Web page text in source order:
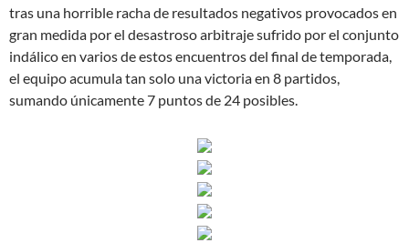
tras una horrible racha de resultados negativos provocados en
gran medida por el desastroso arbitraje sufrido por el conjunto
indálico en varios de estos encuentros del final de temporada,
el equipo acumula tan solo una victoria en 8 partidos,
sumando únicamente 7 puntos de 24 posibles.